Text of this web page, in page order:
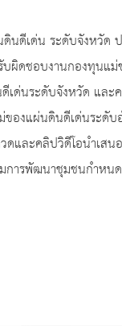
ดีเด่น ระดับจังหวั
ชอบงานกองทุนแม่
ด่นระดับจังหวัด แ
แผ่นดินดีเด่นระดับ
ะคลิปวิดีโอนำเส
การพัฒนาชุมชนกำหนด